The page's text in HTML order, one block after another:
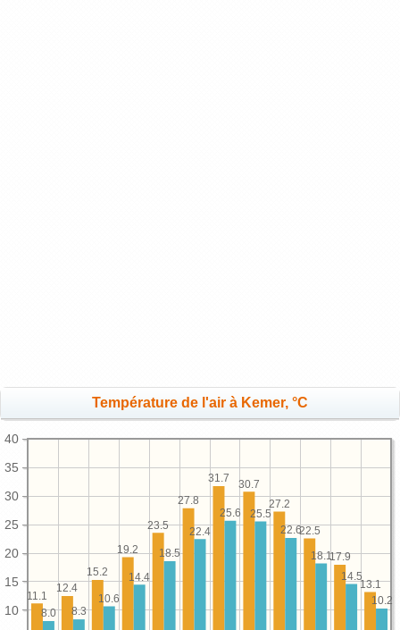
Température de l'air à Kemer, °C
10
15
20
25
30
35
40
13.1
17.9
22.5
27.2
30.7
31.7
27.8
23.5
19.2
15.2
12.4
11.1 10.2
14.5
18.1
22.6
25.5
25.6
22.4
18.5
14.4
10.6
8.3
8.0